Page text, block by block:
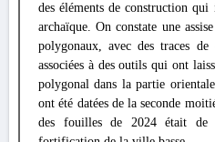
des éléments de construction
archaïque. On constate une
polygonaux, avec des traces
associées à des outils qui ont
polygonal dans la partie
ont été datées de la seconde
des fouilles de 2024 était de